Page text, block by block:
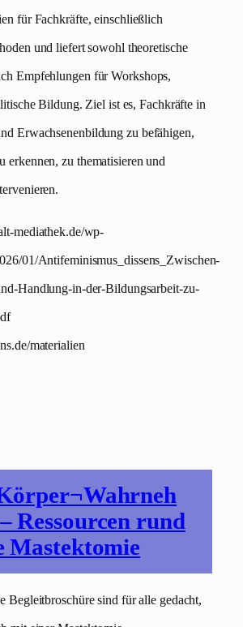
für Fachkräfte, einschließlich
und liefert sowohl theoretische
Empfehlungen für Workshops,
Bildung. Ziel ist es, Fachkräfte in
Erwachsenenbildung zu befähigen,
erkennen, zu thematisieren und
mediathek.de/wp-
01/Antifeminismus_dissens_Zwischen-
Handlung-in-der-Bildungsarbeit-zu-
materialien
Ressourcen rund
Mastektomie
Begleitbroschüre sind für alle gedacht,